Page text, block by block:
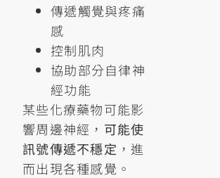
傳遞觸覺與疼痛
感
控制肌肉
協助部分自律神
經功能
某些化療藥物可能影
響周邊神經， 可能使
訊號傳遞不穩定 ，進
而出現各種感覺。